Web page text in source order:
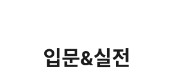
입문&실전